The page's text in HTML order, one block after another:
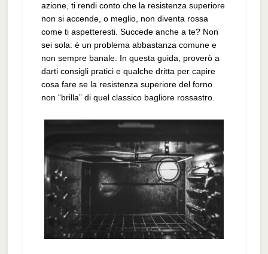
azione, ti rendi conto che la resistenza superiore
non si accende, o meglio, non diventa rossa
come ti aspetteresti. Succede anche a te? Non
sei sola: è un problema abbastanza comune e
non sempre banale. In questa guida, proverò a
darti consigli pratici e qualche dritta per capire
cosa fare se la resistenza superiore del forno
non “brilla” di quel classico bagliore rossastro.